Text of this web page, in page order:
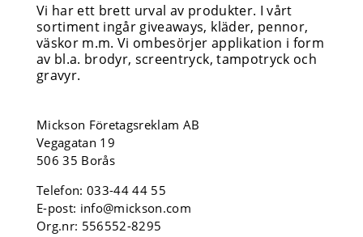
Vi har ett brett urval av produkter. I vårt
sortiment ingår giveaways, kläder, pennor,
väskor m.m. Vi ombesörjer applikation i form
av bl.a. brodyr, screentryck, tampotryck och
gravyr.
Mickson Företagsreklam AB
Vegagatan 19
506 35 Borås
Telefon:033-44 44 55
E-post: info@mickson.com
Org.nr: 556552-8295